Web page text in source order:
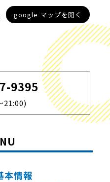
google マップを開く
9395
21:00)
本情報